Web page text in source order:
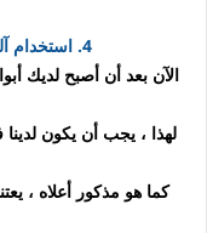
4. استخدام آلة
الآن بعد أن أصبح لديك
لهذا ، يجب أن يكون